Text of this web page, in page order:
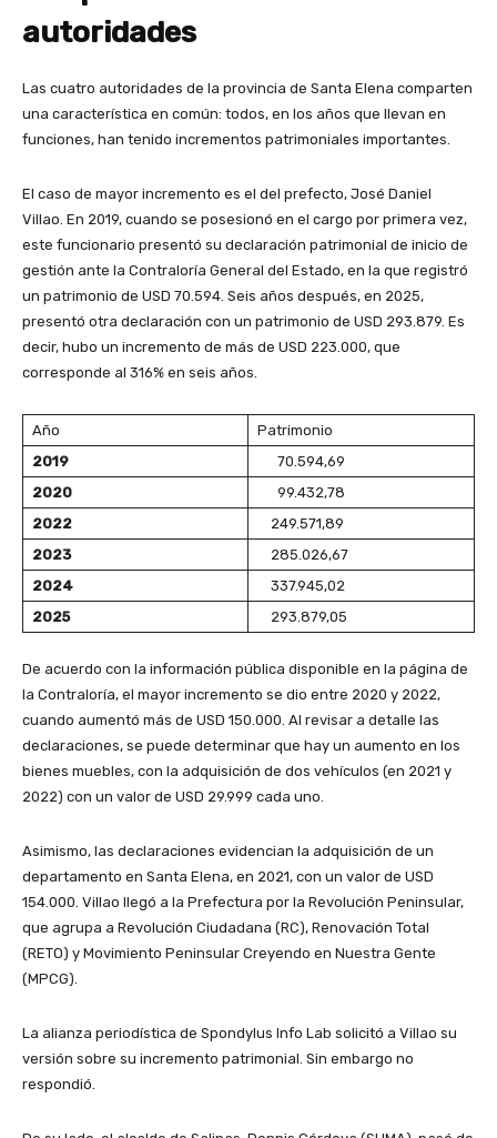
autoridades
Las cuatro autoridades de la provincia de Santa Elena comparten
una característica en común: todos, en los años que llevan en
funciones, han tenido incrementos patrimoniales importantes.
El caso de mayor incremento es el del prefecto, José Daniel
Villao. En 2019, cuando se posesionó en el cargo por primera vez,
este funcionario presentó su declaración patrimonial de inicio de
gestión ante la Contraloría General del Estado, en la que registró
un patrimonio de USD 70.594. Seis años después, en 2025,
presentó otra declaración con un patrimonio de USD 293.879. Es
decir, hubo un incremento de más de USD 223.000, que
corresponde al 316% en seis años.
Año
Patrimonio
2019
70.594,69
2020
99.432,78
2022
249.571,89
2023
285.026,67
2024
337.945,02
2025
293.879,05
De acuerdo con la información pública disponible en la página de
la Contraloría, el mayor incremento se dio entre 2020 y 2022,
cuando aumentó más de USD 150.000. Al revisar a detalle las
declaraciones, se puede determinar que hay un aumento en los
bienes muebles, con la adquisición de dos vehículos (en 2021 y
2022) con un valor de USD 29.999 cada uno.
Asimismo, las declaraciones evidencian la adquisición de un
departamento en Santa Elena, en 2021, con un valor de USD
154.000. Villao llegó a la Prefectura por la Revolución Peninsular,
que agrupa a Revolución Ciudadana (RC), Renovación Total
(RETO) y Movimiento Peninsular Creyendo en Nuestra Gente
(MPCG).
La alianza periodística de Spondylus Info Lab solicitó a Villao su
versión sobre su incremento patrimonial. Sin embargo no
respondió.